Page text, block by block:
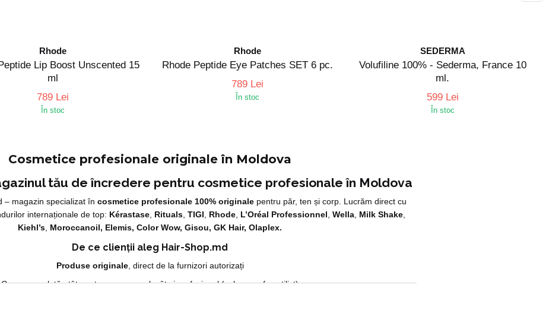
Rhode
Lip Boost Unscented 15
ml
789 Lei
În stoc
Rhode
Rhode Peptide Eye Patches SET 6 pc.
789 Lei
În stoc
SEDERMA
Volufiline 100% - Sederma, France 10
ml.
599 Lei
În stoc
Cosmetice profesionale originale în Moldova
tău de încredere pentru cosmetice profesionale în Moldova
– magazin specializat încosmetice profesionale 100% originale pentru păr, ten și corp. Lucrăm direct cu
internaționale de top: Kérastase, Rituals, TIGI Rhode, L’Oréal Professionnel Wella, Milk Shake,
Kiehl’s Moroccanoil, Elemis, Color Wow, Gisou, GK Hair, Olaplex.
De ce clienții aleg Hair-Shop.md
Produse originale, direct de la furnizori autorizați
Gama completă atât pentru uz personal, cât și profesional (salon, coafor, stilist)